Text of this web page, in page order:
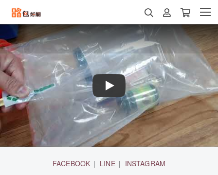
Play
FACEBOOK LINE INSTAGRAM